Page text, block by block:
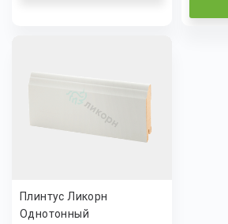
Плинтус Ликорн
Однотонный